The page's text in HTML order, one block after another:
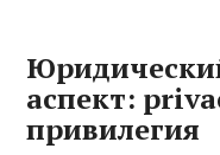
аспект:
привилегия